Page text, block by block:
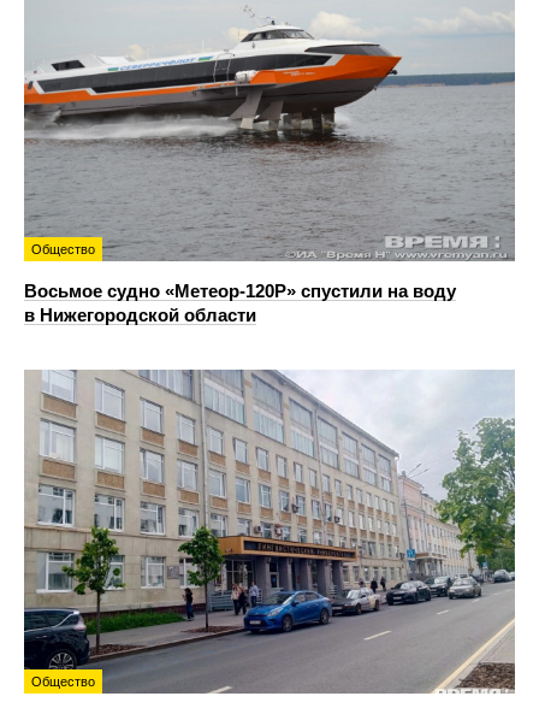
Общество
Восьмое судно «Метеор-120Р» спустили на воду
в Нижегородской области
Общество